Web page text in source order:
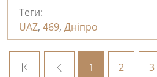
Теги:
UAZ, 469, Дніпро
1 2 3